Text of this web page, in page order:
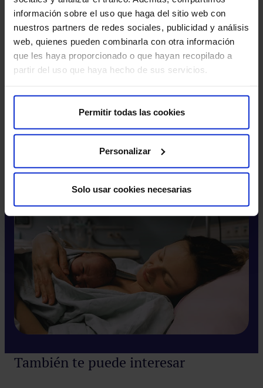
información sobre el uso que haga del sitio web con
nuestros partners de redes sociales, publicidad y análisis
web, quienes pueden combinarla con otra información
que les haya proporcionado o que hayan recopilado a
partir del uso que haya hecho de sus servicios.
Permitir todas las cookies
Personalizar
Solo usar cookies necesarias
Consulta y pide cita con los profesionales de esta
especialidad.
Consultar Cuadro Médico
HM Fertility Center
Te ayudamos a cumplir tu sueño de ser madre con un
trato cercano y atención personalizada, utilizando
técnicas de reproducción asistida adaptadas a ti.
Saber más
También te puede interesar